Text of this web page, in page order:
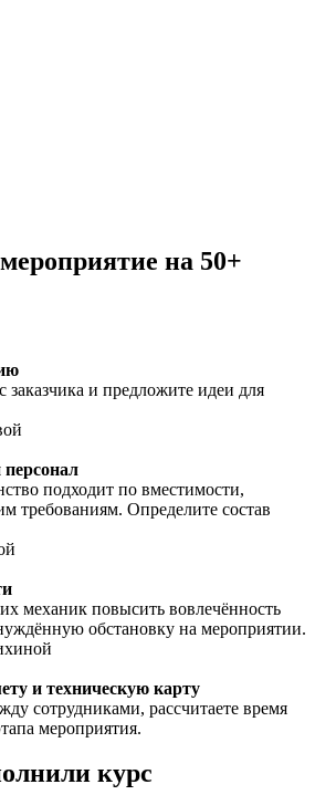
на 50+
заказчика и предложите идеи для
подходит по вместимости,
требованиям. Определите состав
механик повысить вовлечённость
обстановку на мероприятии.
и техническую карту
сотрудниками, рассчитаете время
мероприятия.
курс